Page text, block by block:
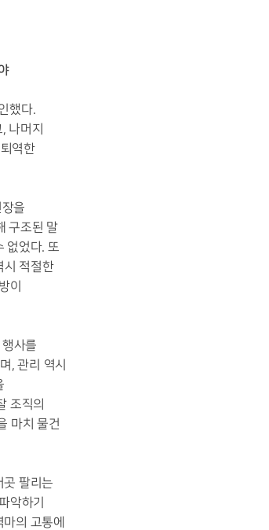
했다.
나머지
역한
을
구조된 말
없었다. 또
시 적절한
이
사를
, 관리 역시
조직의
마치 물건
곳 팔리는
악하기
의 고통에